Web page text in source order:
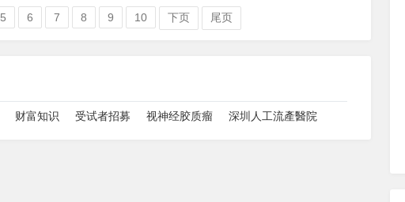
5 6 7 8 9 10 下页 尾页
财富知识 受试者招募 视神经胶质瘤 深圳人工流產醫院